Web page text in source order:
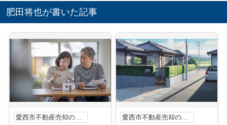
肥田将也が書いた記事
愛西市不動産売却のこと 愛西市不動産売却のこと